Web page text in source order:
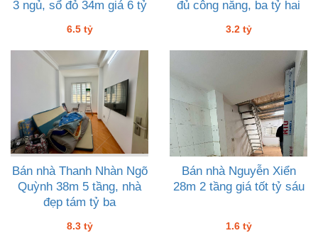
3 ngủ, sổ đỏ 34m giá 6 tỷ
6.5 tỷ
đủ công năng, ba tỷ hai
3.2 tỷ
Bán nhà Thanh Nhàn Ngõ
Quỳnh 38m 5 tầng, nhà
đẹp tám tỷ ba
8.3 tỷ
Bán nhà Nguyễn Xiển
28m 2 tầng giá tốt tỷ sáu
1.6 tỷ